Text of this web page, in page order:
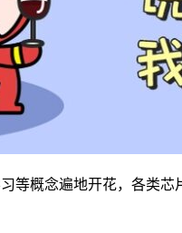
概念遍地开花，各类芯